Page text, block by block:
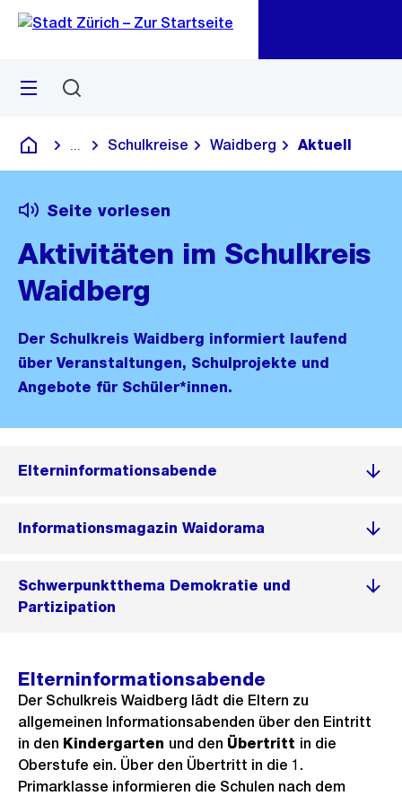
Navigation
Sprunglink
Menü
Deutsch
Blende alle Breadcrumbs ein
Schulkreise Waidberg Aktuell
Seite vorlesen
Aktivitäten im Schulkreis
Waidberg
Der Schulkreis Waidberg informiert laufend
über Veranstaltungen, Schulprojekte und
Angebote für Schüler*innen.
Elterninformationsabende
Informationsmagazin Waidorama
Schwerpunktthema Demokratie und
Partizipation
Elterninformationsabende
Der Schulkreis Waidberg lädt die Eltern zu
allgemeinen Informationsabenden über den Eintritt
in den Kindergarten und den Übertritt in die
Oberstufe ein. Über den Übertritt in die 1.
Primarklasse informieren die Schulen nach dem